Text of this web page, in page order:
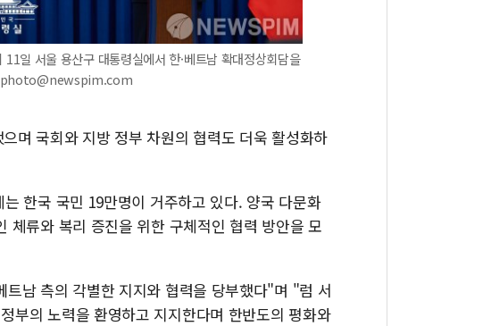
일 서울 용산구 대통령실에서 한·베트남 확대정상회담을
photo@newspim.com
며 국회와 지방 정부 차원의 협력도 더욱 활성화하
한국 국민 19만명이 거주하고 있다. 양국 다문화
류와 복리 증진을 위한 구체적인 협력 방안을 모
남 측의 각별한 지지와 협력을 당부했다"며 "럼 서
부의 노력을 환영하고 지지한다며 한반도의 평화와